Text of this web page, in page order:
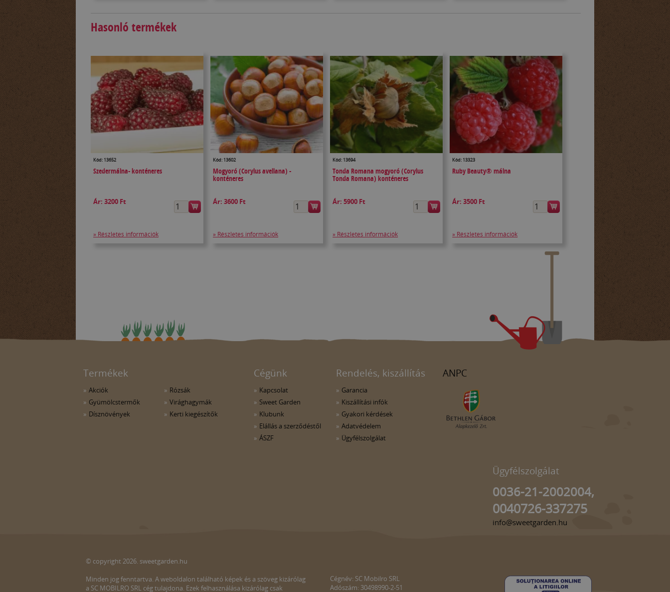
Hasonló termékek
Kód: 13652
Szedermálna- konténeres
Ár: 3200 Ft
» Részletes információk
Kód: 13602
Mogyoró (Corylus avellana) -
konténeres
Ár:3600 Ft
» Részletes információk
Kód: 13694
Tonda Romana mogyoró (Corylus
Tonda Romana) konténeres
Ár:5900 Ft
» Részletes információk
Kód: 13323
Ruby Beauty® málna
Ár:3500 Ft
» Részletes információk
Termékek
Akciók
Gyümölcstermők
Dísznövények
Rózsák
Virághagymák
Kerti kiegészítők
Cégünk
Kapcsolat
Sweet Garden
Klubunk
Elállás a szerződéstől
ÁSZF
Rendelés, kiszállítás
Garancia
Kiszállítási infók
Gyakori kérdések
Adatvédelem
Ügyfélszolgálat
ANPC
Ügyfélszolgálat
0036-21-2002004,
0040726-337275
info@sweetgarden.hu
© copyright 2026. sweetgarden.hu
Minden jog fenntartva. A weboldalon található képek és a szöveg kizárólag
a SC MOBILRO SRL cég tulajdona. Ezek felhasználása kizárólag csak
Cégnév: SC Mobilro SRL
Adószám: 30498990-2-51